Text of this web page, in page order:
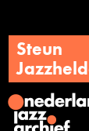
Steun